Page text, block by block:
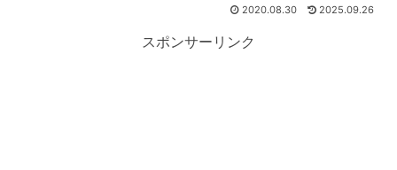
2020.08.30 2025.09.26
スポンサーリンク